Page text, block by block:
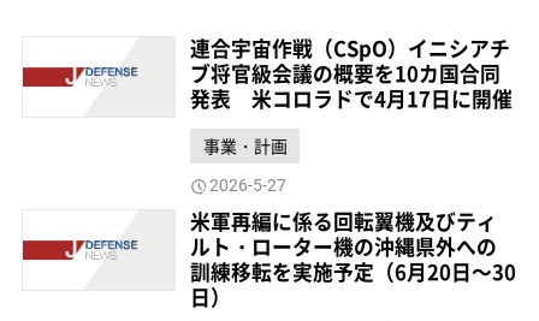
連合宇宙作戦（CSpO）イニシアチ
ブ将官級会議の概要を10カ国合同
発表 米コロラドで4月17日に開催
事業・計画
2026-5-27
米軍再編に係る回転翼機及びティ
ルト・ローター機の沖縄県外への
訓練移転を実施予定（6月20日～30
日）